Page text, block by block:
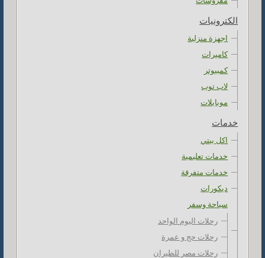
الكترونيات
اجهزة منزلية
كاميرات
كمبيوتر
لاب توب
موبايلات
خدمات
اكل بيتي
خدمات تعليمية
خدمات متفرقة
ديكورات
سياحة وسفر
رحلات اليوم الواحد
رحلات حج و عمرة
رحلات مصر للطيران